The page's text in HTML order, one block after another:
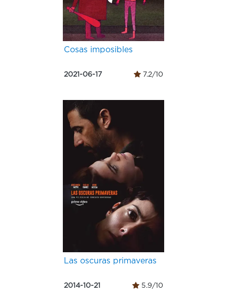
Cosas imposibles
2021-06-17 7.2/10
Las oscuras primaveras
2014-10-21 5.9/10